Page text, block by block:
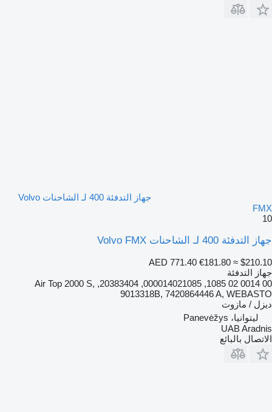
جهاز التدفئة 400 لـ الشاحنات Volvo
FMX
10
جهاز التدفئة 400 لـ الشاحنات Volvo FMX
AED 771.40 €181.80 ≈ $210.10
جهاز التدفئة
00 0014 02 1085, 000014021085, 20383404, Air Top 2000 S,
9013318B, 7420864446 A, WEBASTO
ديزل / مازوت
ليتوانيا، Panevėžys
UAB Aradnis
الاتصال بالبائع